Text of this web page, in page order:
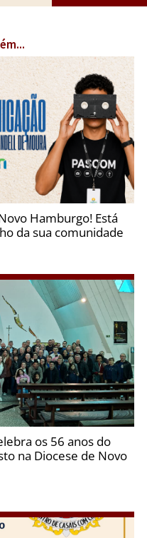
Hamburgo! Está
da sua comunidade
os 56 anos do
na Diocese de Novo